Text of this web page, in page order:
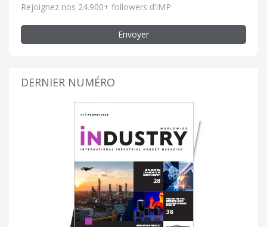
Rejoignez nos 24.900+ followers d’IMP
Envoyer
DERNIER NUMÉRO